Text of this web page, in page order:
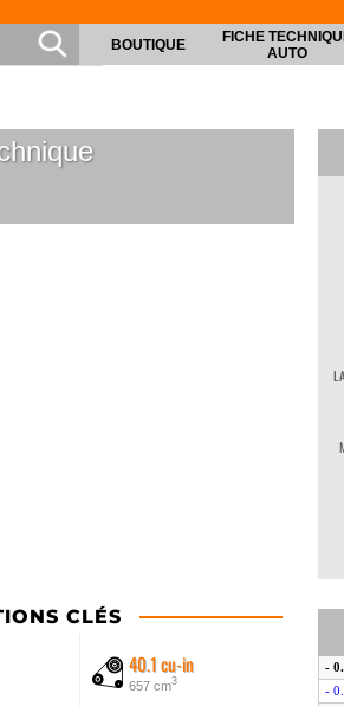
BOUTIQUE
FICHE
AUTO
CLÉS
40.1 cu-in
657 cm3
-
-